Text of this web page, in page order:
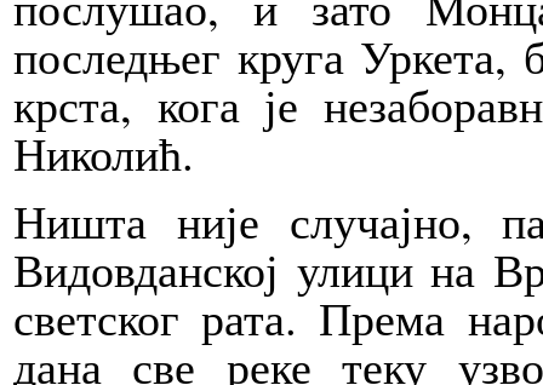
последњег круга Уркета,
крста, кога је
Николић.
Ништа није
Видовданској улици на
светског рата. Према
дана све реке теку